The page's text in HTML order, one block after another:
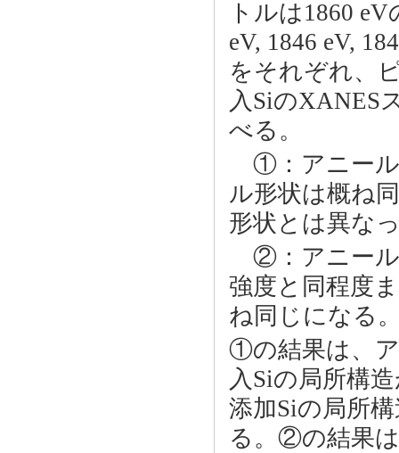
トルは1860
eV, 1846 eV,
をそれぞれ、
入SiのXANES
べる。
①：アニール
ル形状は概ね
形状とは異な
②：アニール
強度と同程度
ね同じになる
①の結果は、ア
入Siの局所構
添加Siの局所
る。②の結果